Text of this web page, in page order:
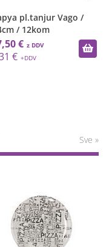
pl.tanjur Vago /
/ 12kom
€
€
Sve »